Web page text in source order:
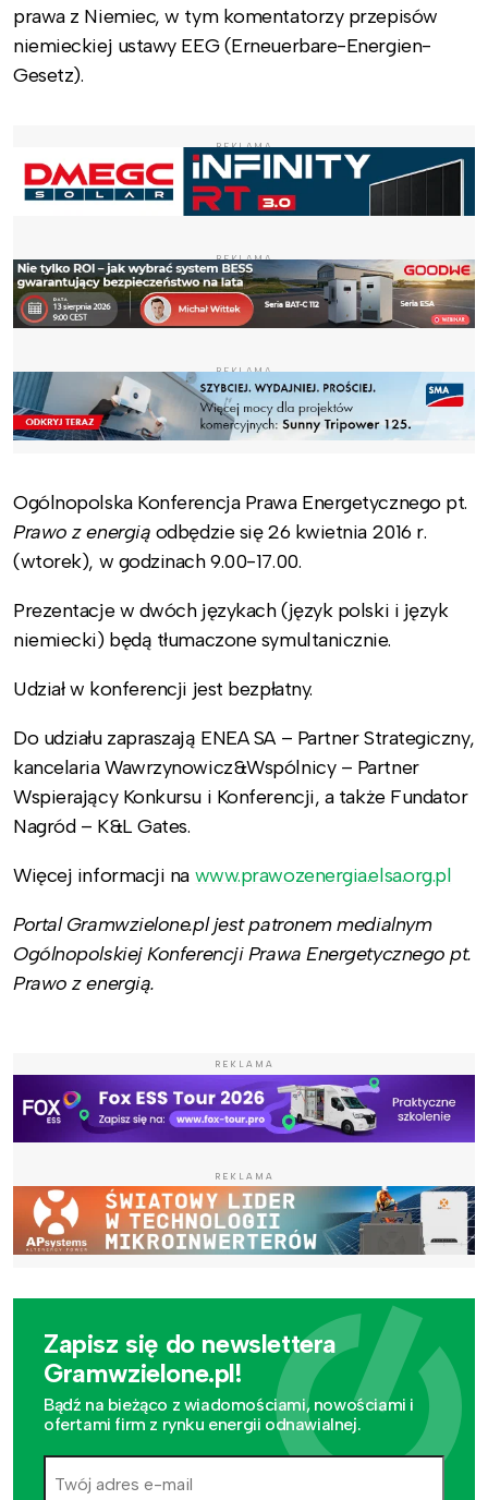
prawa z Niemiec, w tym komentatorzy przepisów
niemieckiej ustawy EEG (Erneuerbare-Energien-
Gesetz).
REKLAMA
REKLAMA
REKLAMA
Ogólnopolska Konferencja Prawa Energetycznego pt.
Prawo z energią odbędzie się 26 kwietnia 2016 r.
(wtorek), w godzinach 9.00-17.00.
Prezentacje w dwóch językach (język polski i język
niemiecki) będą tłumaczone symultanicznie.
Udział w konferencji jest bezpłatny.
Do udziału zapraszają ENEA SA – Partner Strategiczny,
kancelaria Wawrzynowicz&Wspólnicy – Partner
Wspierający Konkursu i Konferencji, a także Fundator
Nagród – K&L Gates.
Więcej informacji na www.prawozenergia.elsa.org.pl
Portal Gramwzielone.pl jest patronem medialnym
Ogólnopolskiej Konferencji Prawa Energetycznego pt.
Prawo z energią.
REKLAMA
REKLAMA
Zapisz się do newslettera
Gramwzielone.pl!
Bądź na bieżąco z wiadomościami, nowościami i
ofertami firm z rynku energii odnawialnej.